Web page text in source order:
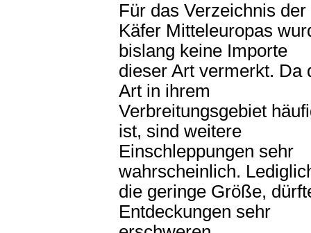
Für das Verzeichnis der
Käfer Mitteleuropas
bislang keine Importe
dieser Art vermerkt. Da
Art in ihrem
Verbreitungsgebiet
ist, sind weitere
Einschleppungen sehr
wahrscheinlich.
die geringe Größe,
Entdeckungen sehr